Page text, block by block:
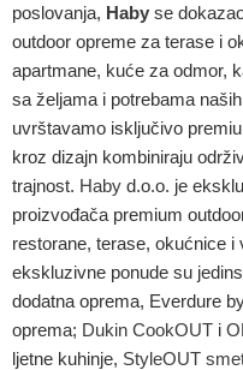
poslovanja, Haby se
outdoor opreme za terase i
apartmane, kuće za odmor,
sa željama i potrebama
uvrštavamo isključivo
kroz dizajn kombiniraju
trajnost. Haby d.o.o. je
proizvođača premium
restorane, terase, okućnice
ekskluzivne ponude su
dodatna oprema, Everdure
oprema; Dukin CookOUT i
ljetne kuhinje, StyleOUT